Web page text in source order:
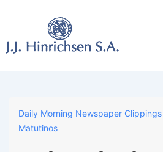
Main
Daily Morning Newspaper
Matutinos